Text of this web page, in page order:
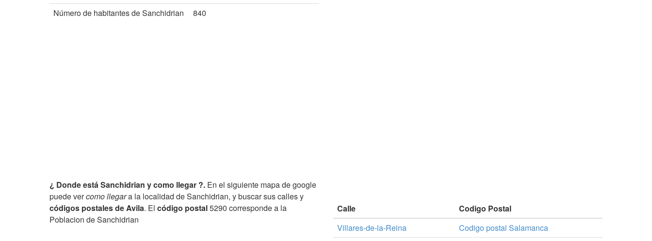
Número de habitantes de Sanchidrian 840
¿ Donde está Sanchidrian y como llegar ?. En el siguiente mapa de google
puede vercomo llegara la localidad de Sanchidrian, y buscar sus calles y
códigos postales de Avila. El código postal5290 corresponde a la
Poblacion de Sanchidrian
Calle
Codigo Postal
Villares-de-la-Reina
Codigo postal Salamanca